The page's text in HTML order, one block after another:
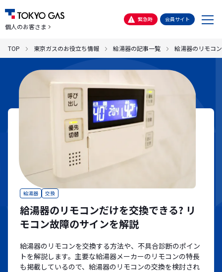
個人のお客さま
緊急時 会員サイト
メ
ー
TOP 東京ガスのお役立ち情報 給湯器の記事一覧 給湯器のリモコ
給湯器 交換
給湯器のリモコンだけを交換できる? リ
モコン故障のサインを解説
給湯器のリモコンを交換する方法や、不具合診断のポイン
トを解説します。主要な給湯器メーカーのリモコンの特長
も掲載しているので、給湯器のリモコンの交換を検討され